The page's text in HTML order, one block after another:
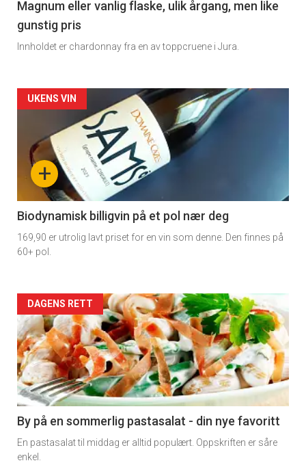
3
Magnum eller vanlig flaske, ulik årgang, men like
gunstig pris
Innholdet er chardonnay fra en av toppcruene i Jura.
Forsiden
akkurat
nå
4
+
UKENS VIN
Biodynamisk billigvin på et pol nær deg
169,90 er utrolig lavt priset for en vin som denne. Den finnes på
60+ pol.
Forsiden
akkurat
nå
-
5
DAGENS RETT
By på en sommerlig pastasalat - din nye favoritt
En pastasalat til middag er alltid populært. Oppskriften er såre
enkel.